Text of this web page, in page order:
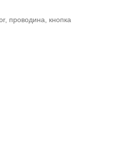
проводина, кнопка